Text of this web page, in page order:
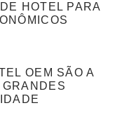
HOTEL PARA
OEM SÃO A